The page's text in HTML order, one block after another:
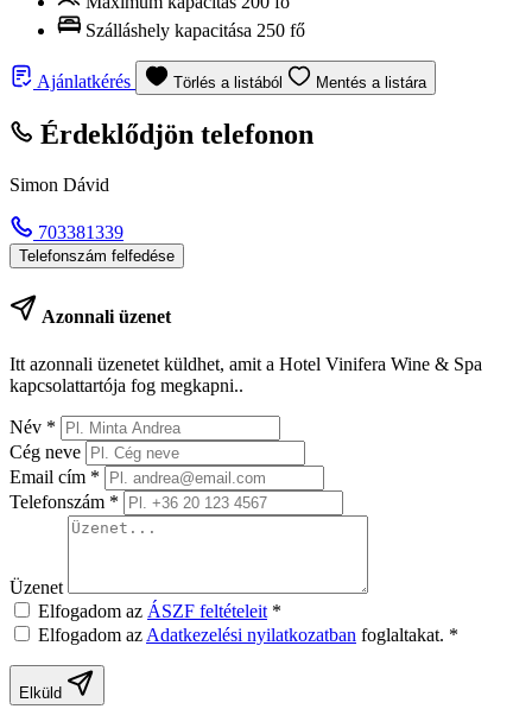
Szálláshely kapacitása 250 fő
Ajánlatkérés Törlés a listából Mentés a listára
Érdeklődjön telefonon
Simon Dávid
703381339
Telefonszám felfedése
Azonnali üzenet
Itt azonnali üzenetet küldhet, amit a Hotel Vinifera Wine & Spa
kapcsolattartója fog megkapni..
Név *
Cég neve
Email cím *
Telefonszám *
Üzenet
Elfogadom az ÁSZF feltételeit *
Elfogadom az Adatkezelési nyilatkozatban foglaltakat. *
Elküld